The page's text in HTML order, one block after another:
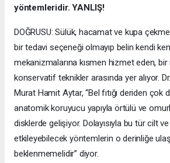
yöntemleridir. YANLIŞ!
DOĞRUSU: Sülük, hacamat ve kupa
bir tedavi seçeneği olmayıp belin kendi
mekanizmalarına kısmen hizmet eden,
konservatif teknikler arasında yer alıyor.
Murat Hamit Aytar, “Bel fıtığı deriden çok
anatomik koruyucu yapıyla örtülü ve
disklerde gelişiyor. Dolayısıyla bu tür cilt ve
etkileyebilecek yöntemlerin o derinliğe
beklenmemelidir” diyor.